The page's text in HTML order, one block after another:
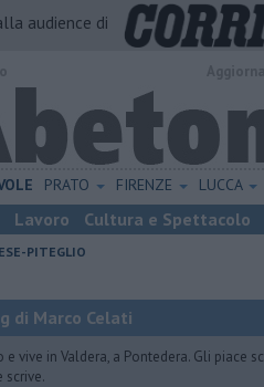
audience di
PRATO FIRENZE LUCCA
Lavoro Cultura e Spettacolo
PITEGLIO
di Marco Celati
e vive in Valdera, a Pontedera. Gli piace
scrive.